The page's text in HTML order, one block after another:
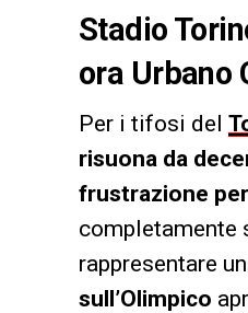
Stadio
ora Urbano
Per i tifosi del
risuona da
frustrazione
completamente
rappresentare
sull’Olimpico